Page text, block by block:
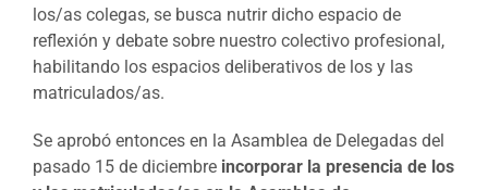
los/as colegas, se busca nutrir dicho espacio de
reflexión y debate sobre nuestro colectivo profesional,
habilitando los espacios deliberativos de los y las
matriculados/as.
Se aprobó entonces en la Asamblea de Delegadas del
pasado 15 de diciembre incorporar la presencia de los